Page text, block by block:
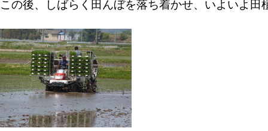
この後、しばらく田んぼを落ち着かせ、いよいよ田